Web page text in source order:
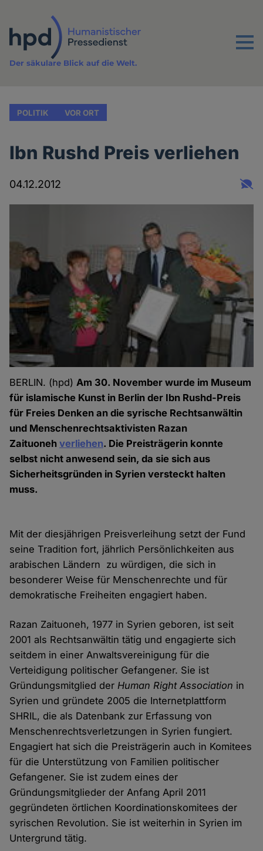
Inhalt
Menu
Der säkulare Blick auf die Welt.
POLITIK VOR ORT
Ibn Rushd Preis verliehen
04.12.2012
BERLIN. (hpd)Am 30. November wurde im Museum
für islamische Kunst in Berlin der Ibn Rushd-Preis
für Freies Denken an die syrische Rechtsanwältin
und Menschenrechtsaktivisten Razan
Zaituonehverliehen. Die Preisträgerin konnte
selbst nicht anwesend sein, da sie sich aus
Sicherheitsgründen in Syrien versteckt halten
muss.
Mit der diesjährigen Preisverleihung setzt der Fund
seine Tradition fort, jährlich Persönlichkeiten aus
arabischen Ländern zu würdigen, die sich in
besonderer Weise für Menschenrechte und für
demokratische Freiheiten engagiert haben.
Razan Zaituoneh, 1977 in Syrien geboren, ist seit
2001 als Rechtsanwältin tätig und engagierte sich
seitdem in einer Anwaltsvereinigung für die
Verteidigung politischer Gefangener. Sie ist
Gründungsmitglied derHuman Right Association in
Syrien und gründete 2005 die Internetplattform
SHRIL, die als Datenbank zur Erfassung von
Menschenrechtsverletzungen in Syrien fungiert.
Engagiert hat sich die Preisträgerin auch in Komitees
für die Unterstützung von Familien politischer
Gefangener. Sie ist zudem eines der
Gründungsmitglieder der Anfang April 2011
gegründeten örtlichen Koordinationskomitees der
syrischen Revolution. Sie ist weiterhin in Syrien im
Untergrund tätig.